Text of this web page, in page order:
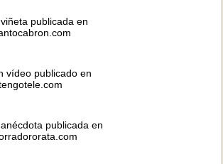
publicada en
vídeo publicado en
publicada en